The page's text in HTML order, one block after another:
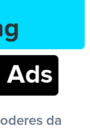
Ads
da